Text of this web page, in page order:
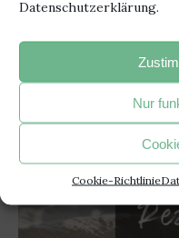
Datenschutzerklärung.
Nur
Cookie-Richtlinie
BELIEBTE ARTIKEL